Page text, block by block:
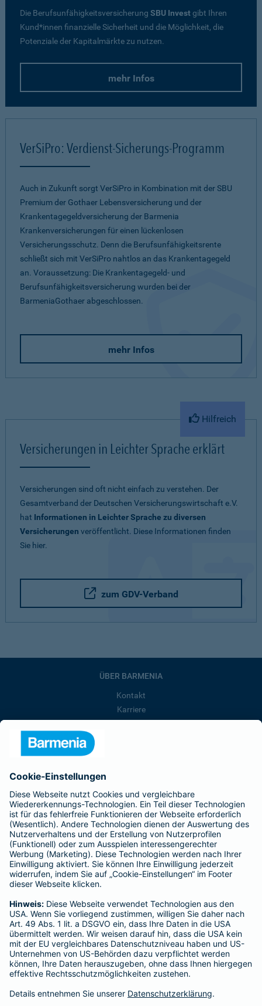
Die Berufsunfähigkeitsversicherung SBU Investgibt Ihren
Kund*innen finanzielle Sicherheit und die Möglichkeit, die
Potenziale der Kapitalmärkte zu nutzen.
mehr Infos
VerSiPro: Verdienst-Sicherungs-Programm
Auch in Zukunft sorgt VerSiPro in Kombination mit der SBU
Premium der Gothaer Lebensversicherung und der
Krankentagegeldversicherung der Barmenia
Krankenversicherungen für einen lückenlosen
Versicherungsschutz. Denn die Berufsunfähigkeitsrente
schließt sich mit VerSiPro nahtlos an das Krankentagegeld
an. Voraussetzung: Die Krankentagegeld- und
Berufsunfähigkeitsversicherung wurden bei der
BarmeniaGothaer abgeschlossen.
mehr Infos
Hilfreich
Versicherungen in Leichter Sprache erklärt
Versicherungen sind oft nicht einfach zu verstehen. Der
Gesamtverband der Deutschen Versicherungswirtschaft e.V.
hat Informationen in Leichter Sprache zu diversen
Versicherungen veröffentlicht. Diese Informationen finden
Sie hier.
zum GDV-Verband
ÜBER BARMENIA
Kontakt
Karriere
Barmenia ist Teil der BarmeniaGothaer
BELIEBTE SEITEN
Kranken-Zusatzversicherung
Tierversicherungen
Haftpflichtversicherung
Hausratversicherung
Adresse ändern
Schaden melden
Kilometerstandsmeldung
Serviceübersicht